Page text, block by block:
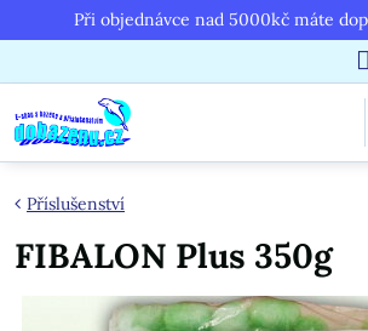
Při objednávce nad 5000kč máte
Příslušenství
FIBALON Plus 350g